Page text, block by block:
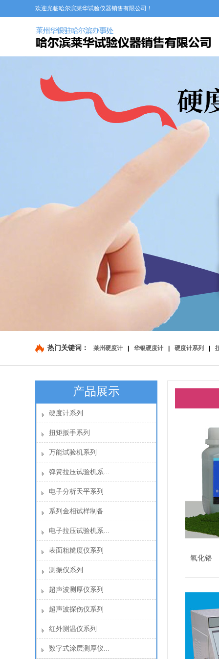
欢迎光临哈尔滨莱华试验仪器销售有限公司！
热门关键词： 莱州硬度计 华银硬度计 硬度计系列
产品展示
硬度计系列
扭矩扳手系列
万能试验机系列
弹簧拉压试验机系...
电子分析天平系列
系列金相试样制备
电子拉压试验机系...
表面粗糙度仪系列
测振仪系列
超声波测厚仪系列
超声波探伤仪系列
红外测温仪系列
数字式涂层测厚仪...
氧化铬